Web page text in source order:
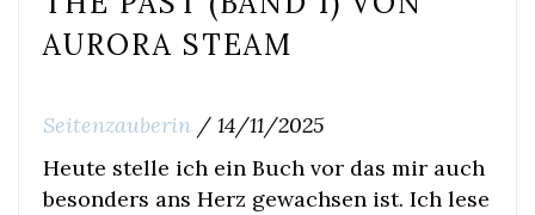
AURORA STEAM
Seitenzauberin / 14/11/2025
Heute stelle ich ein Buch vor das mir auch
besonders ans Herz gewachsen ist. Ich lese